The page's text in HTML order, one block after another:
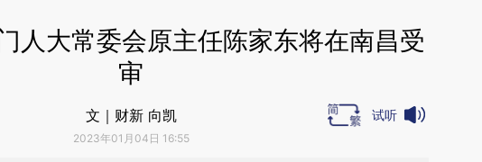
人大常委会原主任陈家东将在南昌受
审
文｜财新 向凯
2023年01月04日 16:55
试听